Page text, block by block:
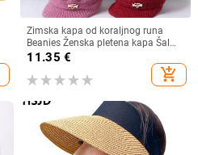
Zimska kapa od koraljnog runa
Beanies Ženska pletena kapa Šal
Održava toplinu Vunena pletena
kapa Kapa sa šiltom Dvoslojne
zaštitne kape
11.35 €
add_shopping_cart